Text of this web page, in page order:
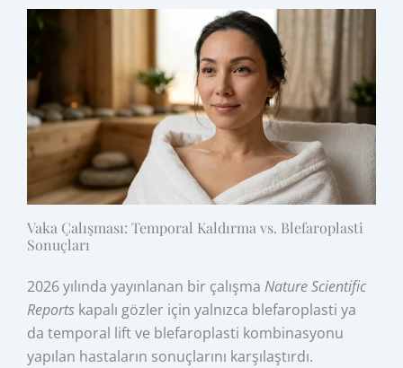
Vaka Çalışması: Temporal Kaldırma vs. Blefaroplasti
Sonuçları
2026 yılında yayınlanan bir çalışmaNature Scientific
Reports kapalı gözler için yalnızca blefaroplasti ya
da temporal lift ve blefaroplasti kombinasyonu
yapılan hastaların sonuçlarını karşılaştırdı.